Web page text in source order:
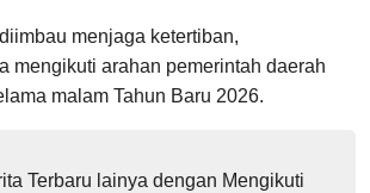
menjaga ketertiban,
mengikuti arahan pemerintah daerah
malam Tahun Baru 2026.
Terbaru lainya dengan Mengikuti